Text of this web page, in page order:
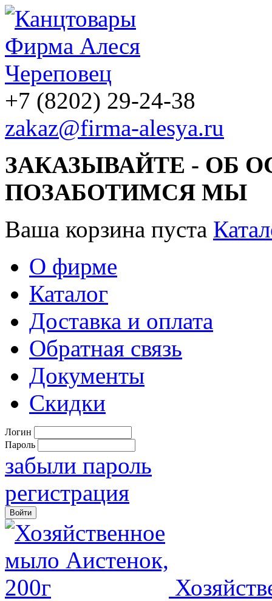
+7 (8202) 29-24-38
zakaz@firma-alesya.ru
ЗАКАЗЫВАЙТЕ - ОБ
ПОЗАБОТИМСЯ МЫ
Ваша корзина пуста
О фирме
Каталог
Доставка и оплата
Обратная связь
Документы
Скидки
Логин
Пароль
забыли пароль
регистрация